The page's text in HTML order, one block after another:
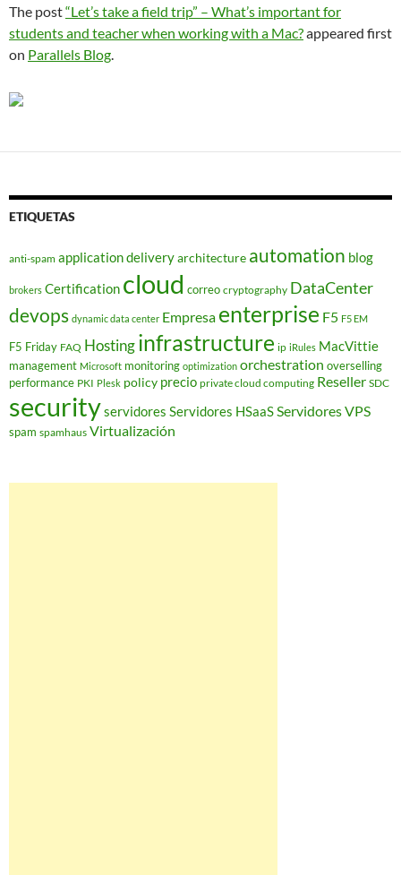
The post“Let’s take a field trip” – What’s important for
students and teacher when working with a Mac?appeared first
on Parallels Blog.
ETIQUETAS
anti-spam application deliveryarchitecture automation blog
brokers Certification cloud correo cryptography DataCenter
devops dynamic data center Empresa enterprise F5 F5 EM
F5 Friday FAQ Hostinginfrastructure ip iRules MacVittie
management Microsoft monitoring optimization orchestration overselling
performance PKI Plesk policy precio private cloud computing Reseller SDC
securityservidores Servidores HSaaSServidores VPS
spam spamhaus Virtualización